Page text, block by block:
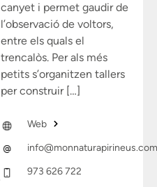
canyet i permet gaudir de
l’observació de voltors,
entre els quals el
trencalòs. Per als més
petits s’organitzen tallers
per construir […]
Web
973 626 722